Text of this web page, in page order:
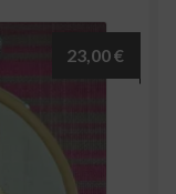
23,00€